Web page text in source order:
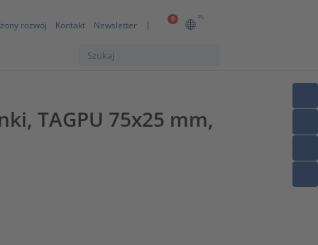
0 PL
rozwój Kontakt Newsletter
TAGPU 75x25 mm,